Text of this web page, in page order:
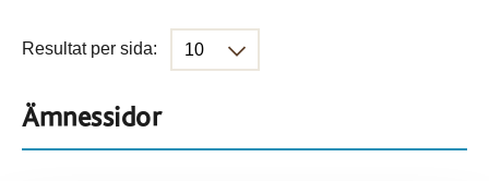
Resultat per sida:
Ämnessidor